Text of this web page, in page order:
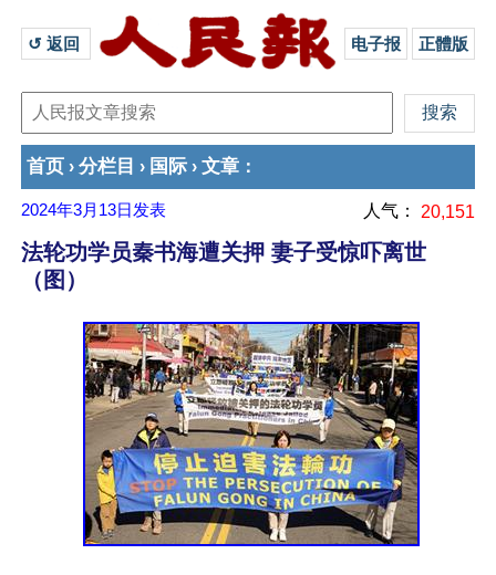
↺ 返回 电子报 正體版
首页 › 分栏目 › 国际 › 文章 ：
2024年3月13日 发表 人气： 20,151
法轮功学员秦书海遭关押 妻子受惊吓离世
（图）